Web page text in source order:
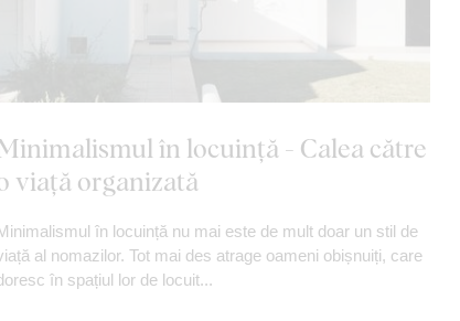
în locuință - Calea către
viață organizată
în locuință nu mai este de mult doar un stil de
al nomazilor. Tot mai des atrage oameni obișnuiți, care
în spațiul lor de locuit...